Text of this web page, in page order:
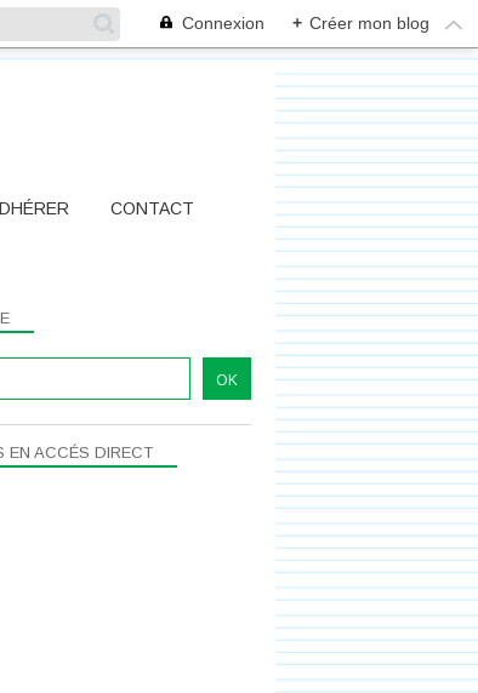
Connexion + Créer mon blog
CONTACT
EN ACCÉS DIRECT